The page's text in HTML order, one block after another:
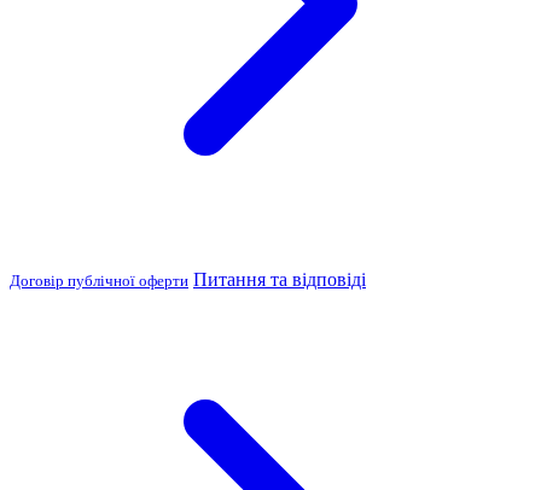
Договір публічної оферти Питання та відповіді